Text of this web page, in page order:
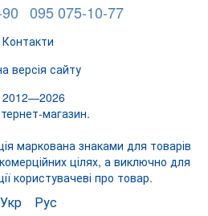
095 075-10-77
Контакти
версія сайту
магазин.
маркована знаками для товарів
цілях, а виключно для
користувачеві про товар.
Укр Рус